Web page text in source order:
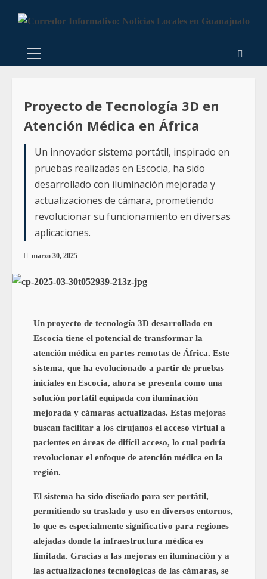
Proyecto de Tecnología 3D en
Atención Médica en África
Un innovador sistema portátil, inspirado en
pruebas realizadas en Escocia, ha sido
desarrollado con iluminación mejorada y
actualizaciones de cámara, prometiendo
revolucionar su funcionamiento en diversas
aplicaciones.
marzo 30, 2025
Un proyecto de tecnología 3D desarrollado en
Escocia tiene el potencial de transformar la
atención médica en partes remotas de África. Este
sistema, que ha evolucionado a partir de pruebas
iniciales en Escocia, ahora se presenta como una
solución portátil equipada con iluminación
mejorada y cámaras actualizadas. Estas mejoras
buscan facilitar a los cirujanos el acceso virtual a
pacientes en áreas de difícil acceso, lo cual podría
revolucionar el enfoque de atención médica en la
región.
El sistema ha sido diseñado para ser portátil,
permitiendo su traslado y uso en diversos entornos,
lo que es especialmente significativo para regiones
alejadas donde la infraestructura médica es
limitada. Gracias a las mejoras en iluminación y a
las actualizaciones tecnológicas de las cámaras, se